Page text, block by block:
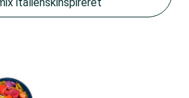
italienskinspireret